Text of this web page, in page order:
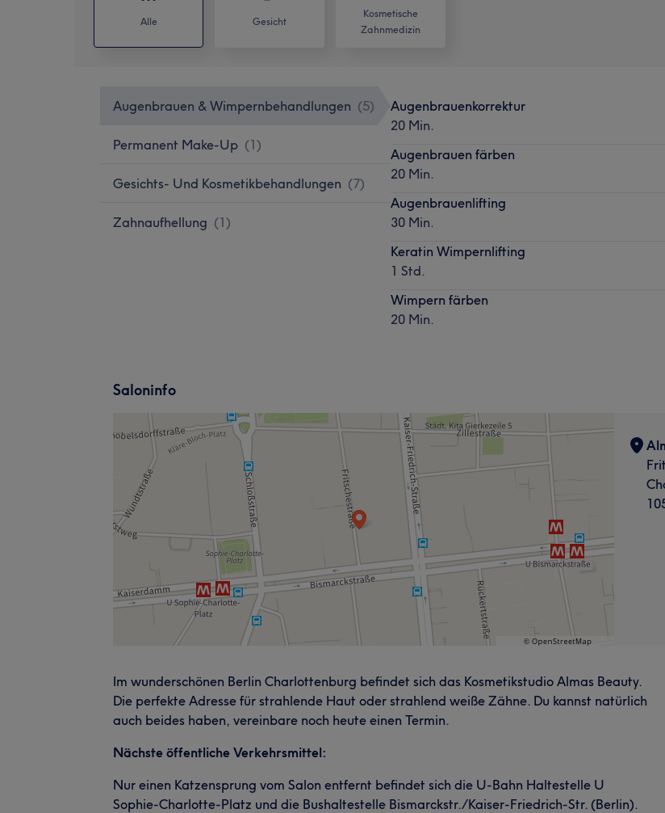
Alle Gesicht
Kosmetische
Zahnmedizin
Augenbrauen & Wimpernbehandlungen (5)
Permanent Make-Up (1)
Gesichts- Und Kosmetikbehandlungen (7)
Zahnaufhellung (1)
Augenbrauenkorrektur
20 Min.
Augenbrauen färben
20 Min.
Augenbrauenlifting
30 Min.
Keratin Wimpernlifting
1 Std.
Wimpern färben
20 Min.
Saloninfo
Im wunderschönen Berlin Charlottenburg befindet sich das Kosmetikstudio Almas Beauty.
Die perfekte Adresse für strahlende Haut oder strahlend weiße Zähne. Du kannst natürlich
auch beides haben, vereinbare noch heute einen Termin.
Nächste öffentliche Verkehrsmittel:
Nur einen Katzensprung vom Salon entfernt befindet sich die U-Bahn Haltestelle U
Sophie-Charlotte-Platz und die Bushaltestelle Bismarckstr./Kaiser-Friedrich-Str. (Berlin).